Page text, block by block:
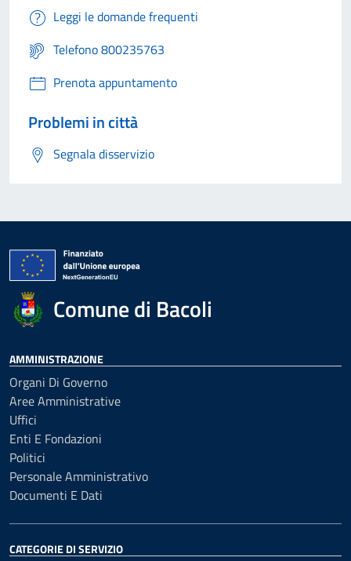
Leggi le domande frequenti
Telefono 800235763
Prenota appuntamento
Problemi in città
Segnala disservizio
Comune di Bacoli
AMMINISTRAZIONE
Organi Di Governo
Aree Amministrative
Uffici
Enti E Fondazioni
Politici
Personale Amministrativo
Documenti E Dati
CATEGORIE DI SERVIZIO